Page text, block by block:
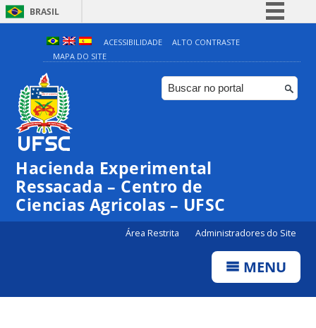
BRASIL
Simplifique!
Comunica BR
Participe
ACESSIBILIDADE
ALTO CONTRASTE
MAPA DO SITE
Hacienda Experimental
Ressacada – Centro de
Ciencias Agricolas – UFSC
Área Restrita Administradores do Site
MENU